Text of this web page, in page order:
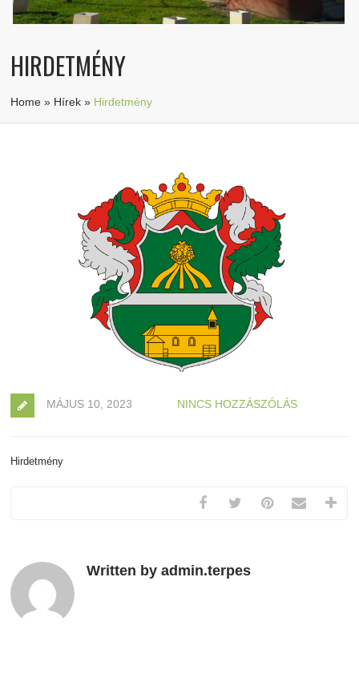
HIRDETMÉNY
Home » Hírek » Hirdetmény
MÁJUS 10, 2023 NINCS HOZZÁSZÓLÁS
Hirdetmény
Written by admin.terpes